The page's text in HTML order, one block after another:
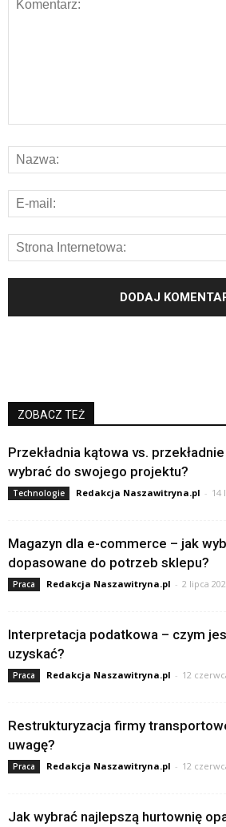
ZOBACZ TEŻ
Przekładnia kątowa vs.
wybrać do swojego projektu?
Technologie Redakcja Naszawitryna.pl - 14
Magazyn dla e-commerce – jak
dopasowane do potrzeb sklepu?
Praca Redakcja Naszawitryna.pl - 2 lipca
Interpretacja podatkowa – czym
uzyskać?
Praca Redakcja Naszawitryna.pl - 12
Restrukturyzacja firmy
uwagę?
Praca Redakcja Naszawitryna.pl - 12
Jak wybrać najlepszą hurtownię